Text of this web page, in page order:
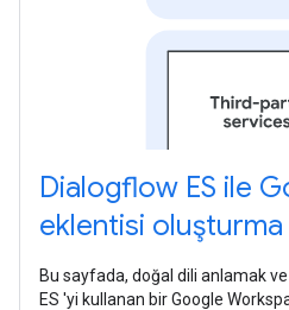
Dialogflow ES ile
eklentisi oluşturma
Bu sayfada, doğal dili anlamak
ES 'yi kullanan bir Google